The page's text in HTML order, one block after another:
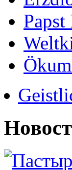
Papst